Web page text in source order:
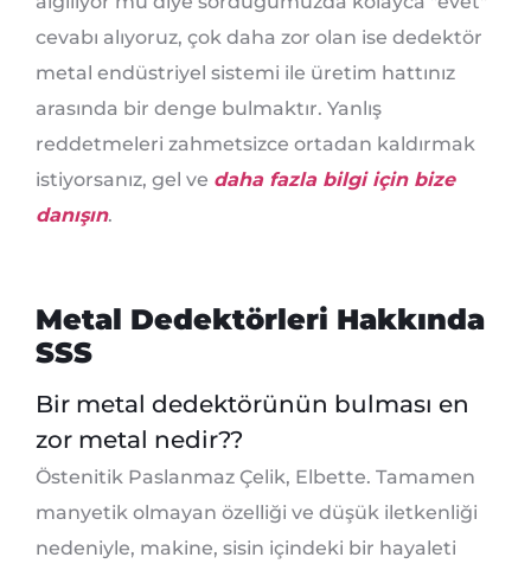
cevabı alıyoruz, çok daha zor olan ise dedektör
metal endüstriyel sistemi ile üretim hattınız
arasında bir denge bulmaktır. Yanlış
reddetmeleri zahmetsizce ortadan kaldırmak
istiyorsanız, gel ve daha fazla bilgi için bize
danışın.
Metal Dedektörleri Hakkında
SSS
Bir metal dedektörünün bulması en
zor metal nedir??
Östenitik Paslanmaz Çelik, Elbette. Tamamen
manyetik olmayan özelliği ve düşük iletkenliği
nedeniyle, makine, sisin içindeki bir hayaleti